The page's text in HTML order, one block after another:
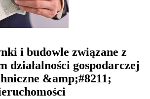
i budowle związane z
działalności gospodarczej
&amp;#8211;